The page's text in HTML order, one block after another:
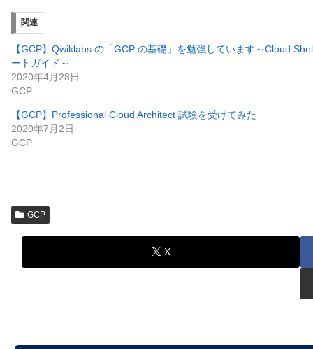
関連
【GCP】Qwiklabs の「GCP の基礎」を勉強しています～Cloud
ートガイド～
2020年4月28日
GCP
【GCP】Professional Cloud Architect 試験を受けてみた
2020年7月2日
GCP
GCP
X